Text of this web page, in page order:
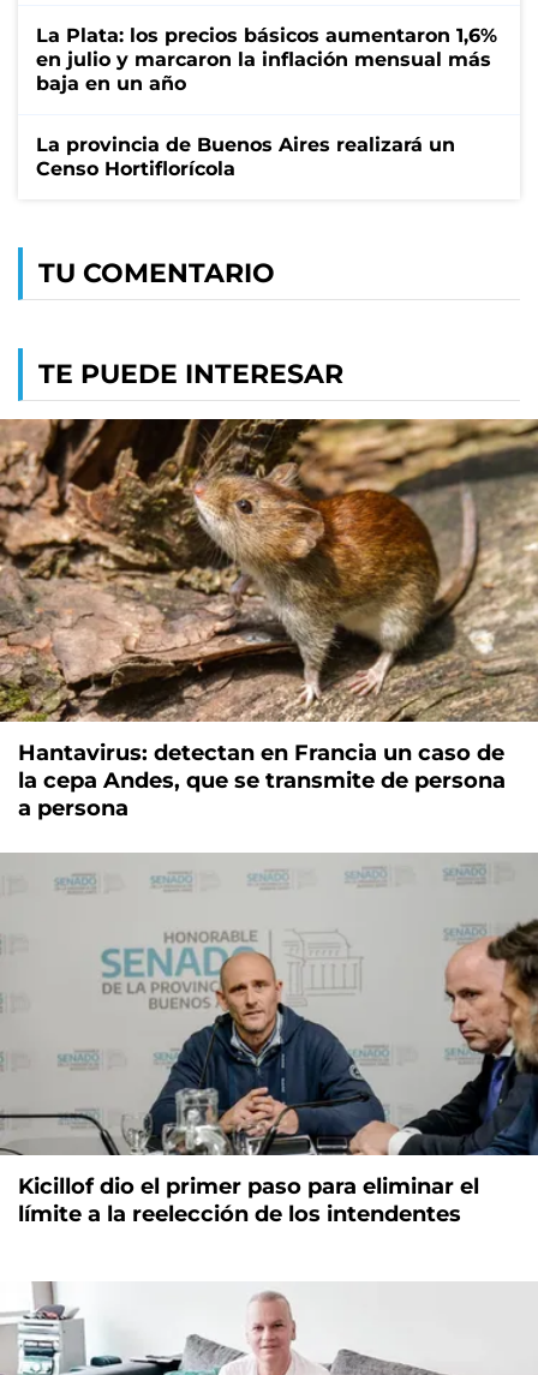
La Plata: los precios básicos aumentaron 1,6%
en julio y marcaron la inflación mensual más
baja en un año
La provincia de Buenos Aires realizará un
Censo Hortiflorícola
TU COMENTARIO
TE PUEDE INTERESAR
Hantavirus: detectan en Francia un caso de
la cepa Andes, que se transmite de persona
a persona
Kicillof dio el primer paso para eliminar el
límite a la reelección de los intendentes